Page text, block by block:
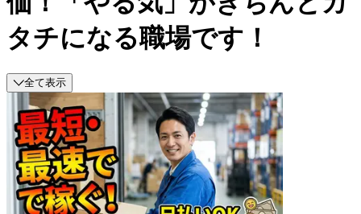
タチになる職場です！
全て表示